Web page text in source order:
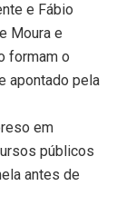
e Fábio
Moura e
formam o
apontado pela
em
públicos
antes de